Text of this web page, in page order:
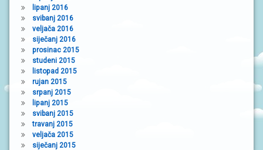
lipanj 2016
svibanj 2016
veljača 2016
siječanj 2016
prosinac 2015
studeni 2015
listopad 2015
rujan 2015
srpanj 2015
lipanj 2015
svibanj 2015
travanj 2015
veljača 2015
siječanj 2015